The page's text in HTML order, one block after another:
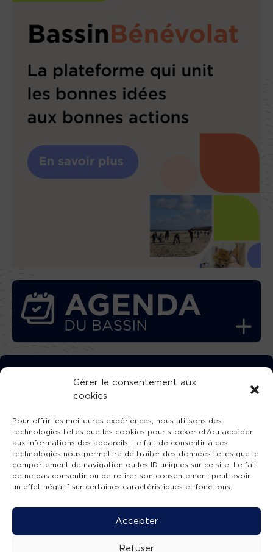
Gérer le consentement aux
cookies
Pour offrir les meilleures expériences, nous utilisons des
technologies telles que les cookies pour stocker et/ou accéder
aux informations des appareils. Le fait de consentir à ces
technologies nous permettra de traiter des données telles que le
comportement de navigation ou les ID uniques sur ce site. Le fait
de ne pas consentir ou de retirer son consentement peut avoir
un effet négatif sur certaines caractéristiques et fonctions.
Accepter
Refuser
TÉLÉCHARGEZ GRATUITEMENT
L’APPLICATION TVBA !
SUIVEZ-NOUS !
Mentions légales -Accessibilité